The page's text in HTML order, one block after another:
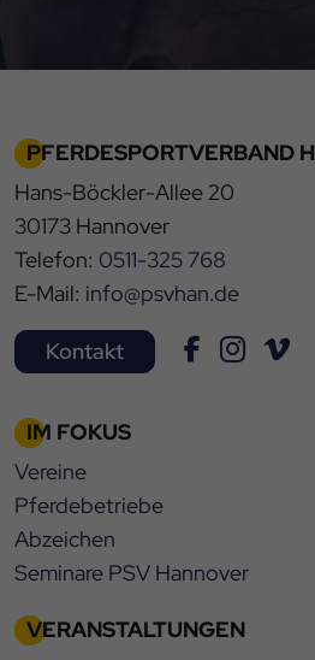
PFERDESPORTVERBAND
Hans-Böckler-Allee 20
30173 Hannover
Telefon: 0511-325 768
E-Mail: info@psvhan.de
Kontakt
IM FOKUS
Vereine
Pferdebetriebe
Abzeichen
Seminare PSV Hannover
VERANSTALTUNGEN